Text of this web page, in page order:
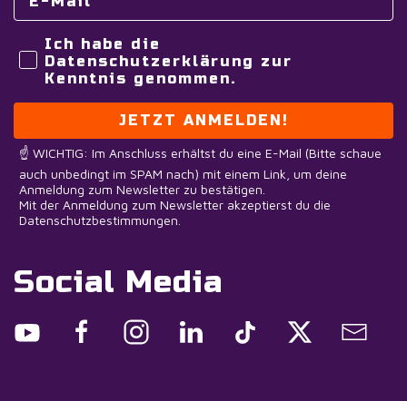
Ich habe die
Datenschutzerklärung zur
Kenntnis genommen.
JETZT ANMELDEN!
☝️ WICHTIG: Im Anschluss erhältst du eine E-Mail (Bitte schaue
auch unbedingt im SPAM nach) mit einem Link, um deine
Anmeldung zum Newsletter zu bestätigen.
Mit der Anmeldung zum Newsletter akzeptierst du die
Datenschutzbestimmungen.
Social Media